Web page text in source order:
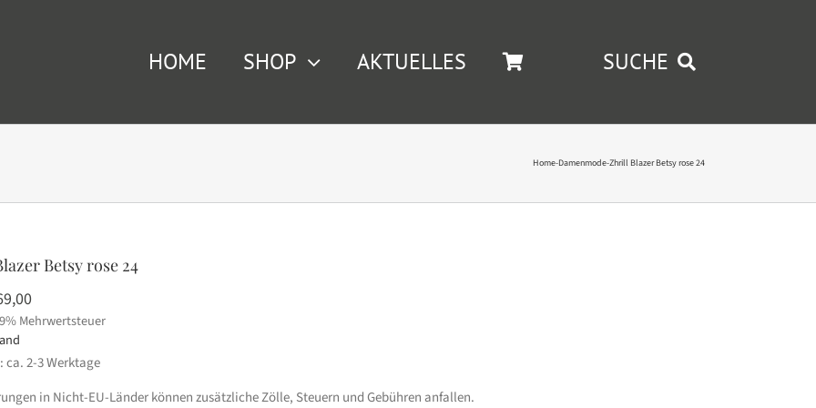
HOME SHOP AKTUELLES SUCHE
Home-Damenmode-Zhrill Blazer Betsy rose 24
Betsy rose 24
Aktueller
Preis
€69,00.
Mehrwertsteuer
ca. 2-3 Werktage
in Nicht-EU-Länder können zusätzliche Zölle, Steuern und Gebühren anfallen.